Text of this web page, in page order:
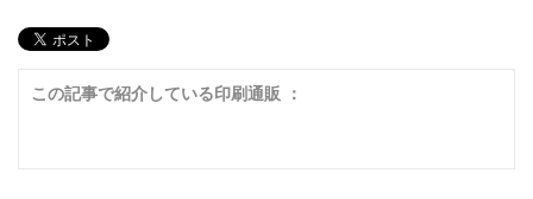
この記事で紹介している印刷通販 ：